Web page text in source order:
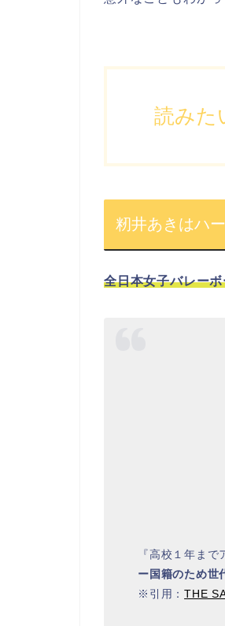
読みた
籾井あきはハ
全日本女子バレー
『高校１年ま
ー国籍のため世
※引用：THE